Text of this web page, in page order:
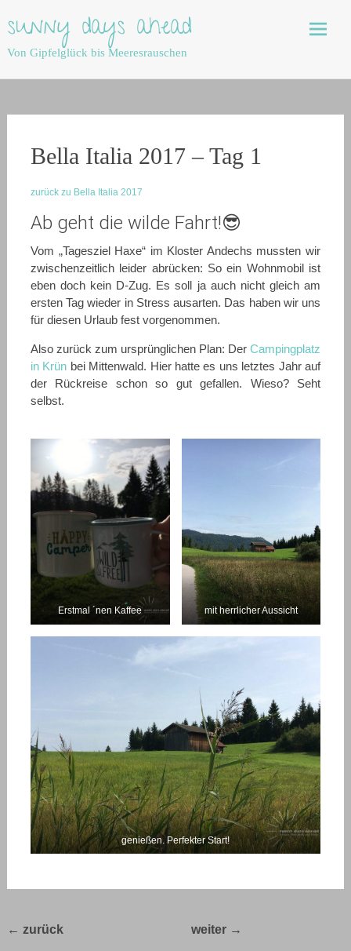
to
content
sunny days ahead
Von Gipfelglück bis Meeresrauschen
Bella Italia 2017 – Tag 1
zurück zu Bella Italia 2017
Ab geht die wilde Fahrt!😎
Vom „Tagesziel Haxe“ im Kloster Andechs mussten wir
zwischenzeitlich leider abrücken: So ein Wohnmobil ist
eben doch kein D-Zug. Es soll ja auch nicht gleich am
ersten Tag wieder in Stress ausarten. Das haben wir uns
für diesen Urlaub fest vorgenommen.
Also zurück zum ursprünglichen Plan: DerCampingplatz
in Krün bei Mittenwald. Hier hatte es uns letztes Jahr auf
der Rückreise schon so gut gefallen. Wieso? Seht
selbst.
Erstmal ´nen Kaffee mit herrlicher Aussicht
genießen. Perfekter Start!
Post
←